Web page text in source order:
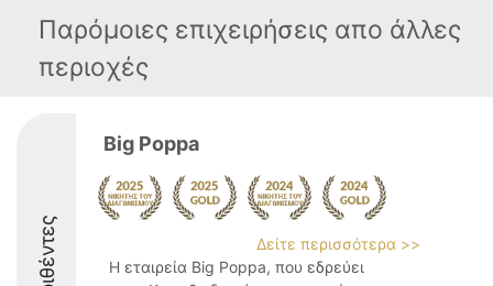
Παρόμοιες επιχειρήσεις απο άλλες
περιοχές
Big Poppa
Δείτε περισσότερα >>
Η εταιρεία Big Poppa, που εδρεύει